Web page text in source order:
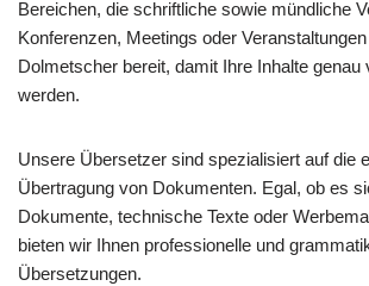
Bereichen, die schriftliche sowie mündliche
Konferenzen, Meetings oder
Dolmetscher bereit, damit Ihre Inhalte genau
werden.
Unsere Übersetzer sind spezialisiert auf die
Übertragung von Dokumenten. Egal, ob es
Dokumente, technische Texte oder
bieten wir Ihnen professionelle und
Übersetzungen.